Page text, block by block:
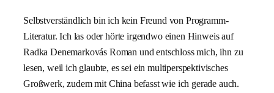
Selbstverständlich bin ich kein Freund von Programm-
Literatur. Ich las oder hörte irgendwo einen Hinweis auf
Radka Denemarkovás Roman und entschloss mich, ihn zu
lesen, weil ich glaubte, es sei ein multiperspektivisches
Großwerk, zudem mit China befasst wie ich gerade auch.